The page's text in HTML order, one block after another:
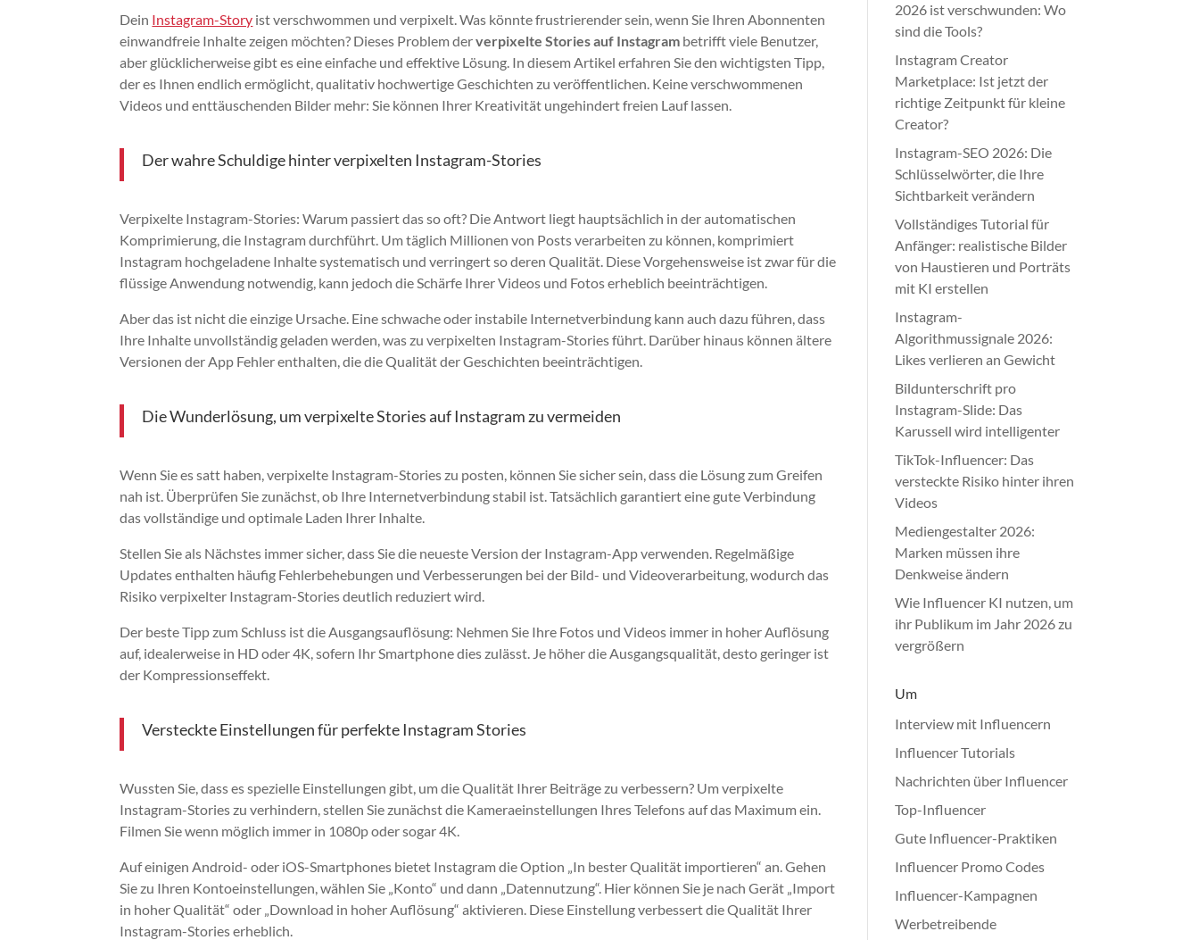
Dein Instagram-Story ist verschwommen und verpixelt. Was könnte frustrierender sein, wenn Sie Ihren Abonnenten
einwandfreie Inhalte zeigen möchten? Dieses Problem derverpixelte Stories auf Instagram betrifft viele Benutzer,
aber glücklicherweise gibt es eine einfache und effektive Lösung. In diesem Artikel erfahren Sie den wichtigsten Tipp,
der es Ihnen endlich ermöglicht, qualitativ hochwertige Geschichten zu veröffentlichen. Keine verschwommenen
Videos und enttäuschenden Bilder mehr: Sie können Ihrer Kreativität ungehindert freien Lauf lassen.
Der wahre Schuldige hinter verpixelten Instagram-Stories
Verpixelte Instagram-Stories: Warum passiert das so oft? Die Antwort liegt hauptsächlich in der automatischen
Komprimierung, die Instagram durchführt. Um täglich Millionen von Posts verarbeiten zu können, komprimiert
Instagram hochgeladene Inhalte systematisch und verringert so deren Qualität. Diese Vorgehensweise ist zwar für die
flüssige Anwendung notwendig, kann jedoch die Schärfe Ihrer Videos und Fotos erheblich beeinträchtigen.
Aber das ist nicht die einzige Ursache. Eine schwache oder instabile Internetverbindung kann auch dazu führen, dass
Ihre Inhalte unvollständig geladen werden, was zu verpixelten Instagram-Stories führt. Darüber hinaus können ältere
Versionen der App Fehler enthalten, die die Qualität der Geschichten beeinträchtigen.
Die Wunderlösung, um verpixelte Stories auf Instagram zu vermeiden
Wenn Sie es satt haben, verpixelte Instagram-Stories zu posten, können Sie sicher sein, dass die Lösung zum Greifen
nah ist. Überprüfen Sie zunächst, ob Ihre Internetverbindung stabil ist. Tatsächlich garantiert eine gute Verbindung
das vollständige und optimale Laden Ihrer Inhalte.
Stellen Sie als Nächstes immer sicher, dass Sie die neueste Version der Instagram-App verwenden. Regelmäßige
Updates enthalten häufig Fehlerbehebungen und Verbesserungen bei der Bild- und Videoverarbeitung, wodurch das
Risiko verpixelter Instagram-Stories deutlich reduziert wird.
Der beste Tipp zum Schluss ist die Ausgangsauflösung: Nehmen Sie Ihre Fotos und Videos immer in hoher Auflösung
auf, idealerweise in HD oder 4K, sofern Ihr Smartphone dies zulässt. Je höher die Ausgangsqualität, desto geringer ist
der Kompressionseffekt.
Versteckte Einstellungen für perfekte Instagram Stories
Wussten Sie, dass es spezielle Einstellungen gibt, um die Qualität Ihrer Beiträge zu verbessern? Um verpixelte
Instagram-Stories zu verhindern, stellen Sie zunächst die Kameraeinstellungen Ihres Telefons auf das Maximum ein.
Filmen Sie wenn möglich immer in 1080p oder sogar 4K.
Auf einigen Android- oder iOS-Smartphones bietet Instagram die Option „In bester Qualität importieren“ an. Gehen
Sie zu Ihren Kontoeinstellungen, wählen Sie „Konto“ und dann „Datennutzung“. Hier können Sie je nach Gerät „Import
in hoher Qualität“ oder „Download in hoher Auflösung“ aktivieren. Diese Einstellung verbessert die Qualität Ihrer
Instagram-Stories erheblich.
2026 ist verschwunden: Wo
sind die Tools?
Instagram Creator
Marketplace: Ist jetzt der
richtige Zeitpunkt für kleine
Creator?
Instagram-SEO 2026: Die
Schlüsselwörter, die Ihre
Sichtbarkeit verändern
Vollständiges Tutorial für
Anfänger: realistische Bilder
von Haustieren und Porträts
mit KI erstellen
Instagram-
Algorithmussignale 2026:
Likes verlieren an Gewicht
Bildunterschrift pro
Instagram-Slide: Das
Karussell wird intelligenter
TikTok-Influencer: Das
versteckte Risiko hinter ihren
Videos
Mediengestalter 2026:
Marken müssen ihre
Denkweise ändern
Wie Influencer KI nutzen, um
ihr Publikum im Jahr 2026 zu
vergrößern
Um
Interview mit Influencern
Influencer Tutorials
Nachrichten über Influencer
Top-Influencer
Gute Influencer-Praktiken
Influencer Promo Codes
Influencer-Kampagnen
Werbetreibende